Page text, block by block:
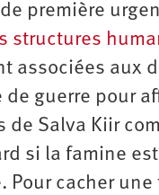
première
structures
associées aux
guerre pour
Salva Kiir
si la famine
Pour cacher